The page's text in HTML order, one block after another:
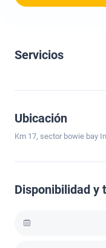
Servicios
Ubicación
Km 17, sector bowie bay
Disponibilidad y